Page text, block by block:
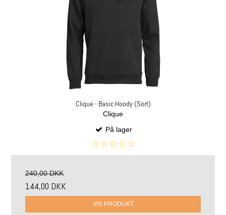
Clique - Basic Hoody (Sort)
Clique
På lager
240,00 DKK
144,00 DKK
VIS PRODUKT